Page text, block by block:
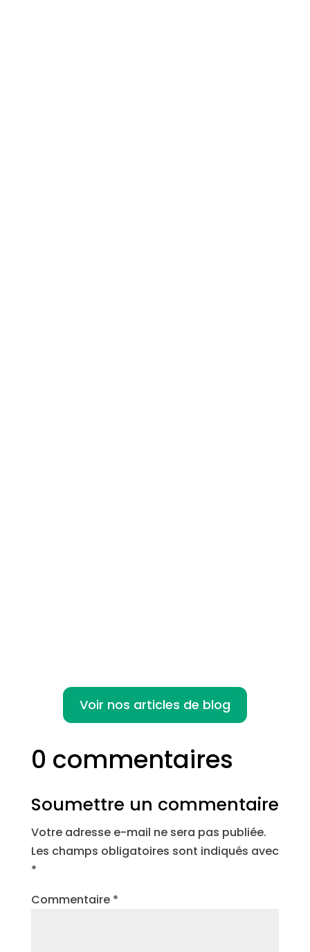
Voir nos articles de blog
0 commentaires
Soumettre un commentaire
Votre adresse e-mail ne sera pas publiée.
Les champs obligatoires sont indiqués avec
*
Commentaire *